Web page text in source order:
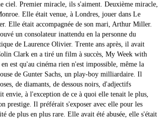
ciel. Premier miracle, ils s'aiment. Deuxième miracle,
Elle était venue, à Londres, jouer dans Le
Elle était accompagnée de son mari, Arthur Miller.
un consolateur inattendu en la personne du
de Laurence Olivier. Trente ans après, il avait
Clark en a tiré un film à succès, My Week with
est qu'au cinéma rien n'est impossible, même la
de Gunter Sachs, un play-boy milliardaire. Il
de diamants, de dessous noirs, d'adjectifs
à l'exception de ce à quoi elle tenait le plus,
prestige. Il préférait s'exposer avec elle pour les
de plus en plus rare. Elle avait été abusée, elle s'était